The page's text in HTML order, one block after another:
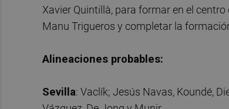
Xavier Quintillà, para formar en el
Manu Trigueros y completar la
Alineaciones probables:
Sevilla: Vaclík; Jesús Navas, Koundé,